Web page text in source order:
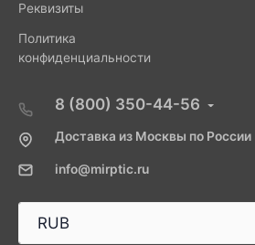
Реквизиты
Политика
конфиденциальности
8 (800) 350-44-56
Доставка из Москвы по России
info@mirptic.ru